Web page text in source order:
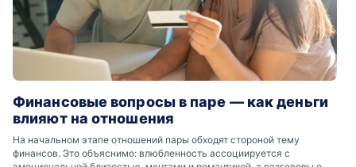
Финансовые вопросы в паре — как деньги
влияют на отношения
На начальном этапе отношений пары обходят стороной тему
финансов. Это объяснимо: влюбленность ассоциируется с